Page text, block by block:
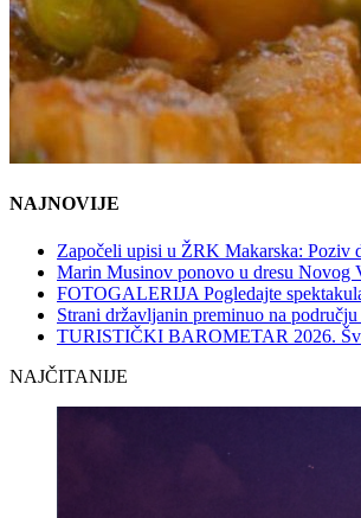
NAJNOVIJE
Započeli upisi u ŽRK Makarska: Poziv
Marin Musinov ponovo u dresu Novog
FOTOGALERIJA Pogledajte
Strani državljanin preminuo na području
TURISTIČKI BAROMETAR 2026.
NAJČITANIJE